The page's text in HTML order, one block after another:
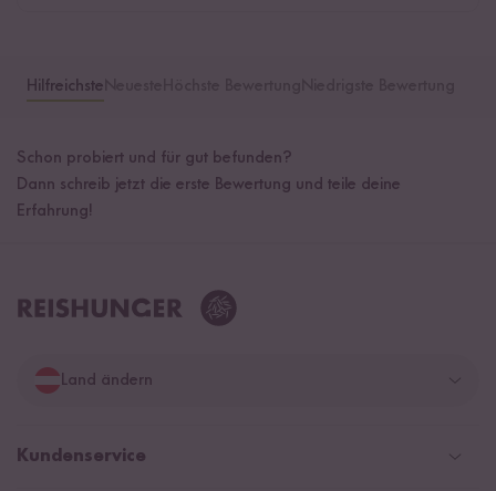
Hilfreichste
Schon probiert und für gut befunden?
Dann schreib jetzt die erste Bewertung und teile deine
Erfahrung!
Land ändern
Deutschland
Kundenservice